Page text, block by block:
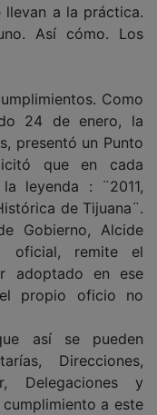
a la práctica.
Así cómo. Los
Como
24 de enero, la
presentó un Punto
que en cada
leyenda : ¨2011,
de Tijuana¨.
Gobierno, Alcide
oficial, remite el
adoptado en ese
propio oficio no
así se pueden
Direcciones,
Delegaciones y
a este